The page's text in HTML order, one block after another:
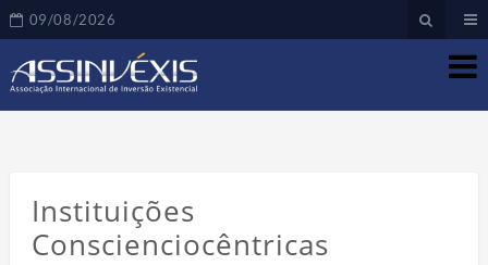
09/08/2026
Instituições
Conscienciocêntricas